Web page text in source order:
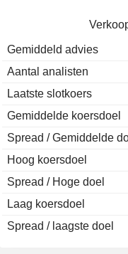
Gemiddeld advies
Aantal analisten
Laatste slotkoers
Gemiddelde koersdoel
Spread / Gemiddelde
Hoog koersdoel
Spread / Hoge doel
Laag koersdoel
Spread / laagste doel